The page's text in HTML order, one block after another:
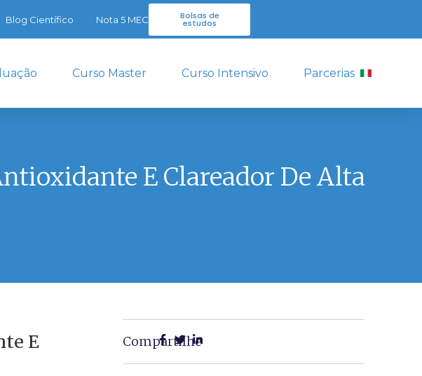
Bolsas de
estudos
Blog Científico Nota 5 MEC
Curso Master Curso Intensivo Parcerias
E Clareador De Alta
E
Compartilhe